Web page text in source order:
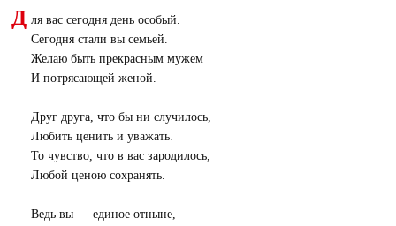
Д ля вас сегодня день особый.
Сегодня стали вы семьей.
Желаю быть прекрасным мужем
И потрясающей женой.
Друг друга, что бы ни случилось,
Любить ценить и уважать.
То чувство, что в вас зародилось,
Любой ценою сохранять.
Ведь вы — единое отныне,